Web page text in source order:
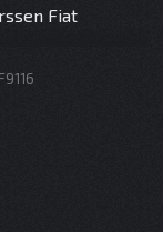
Fiat